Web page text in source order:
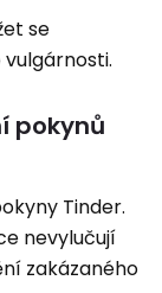
se
pokynů
Tinder.
nevylučují
zakázaného